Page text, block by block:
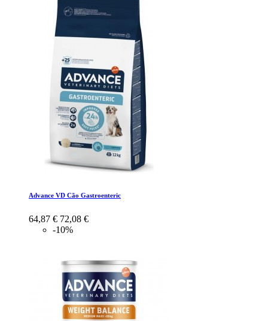
Advance VD Cão Gastroenteric
64,87 € 72,08 €
-10%